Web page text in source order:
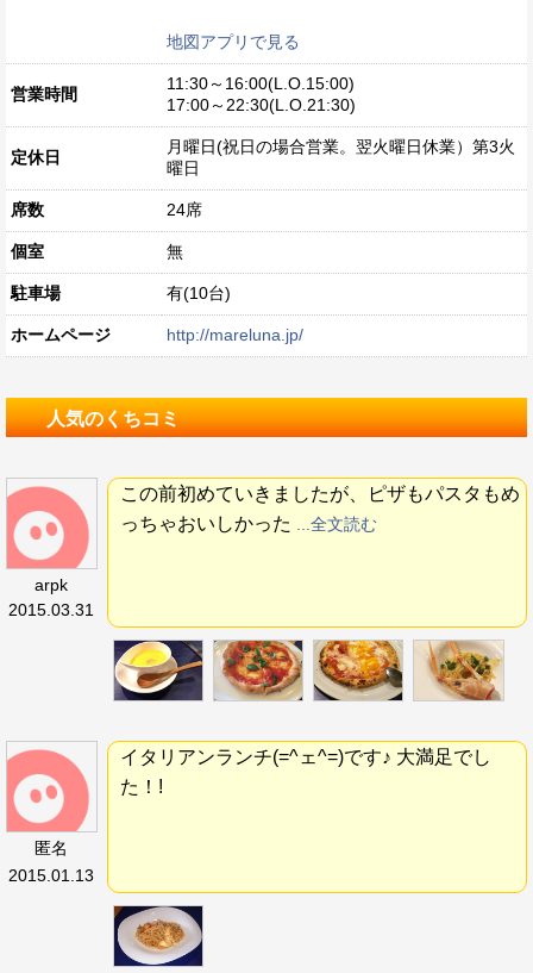
地図アプリで見る
営業時間
11:30～16:00(L.O.15:00)
17:00～22:30(L.O.21:30)
定休日
月曜日(祝日の場合営業。翌火曜日休業）第3火
曜日
席数 24席
個室 無
駐車場 有(10台)
ホームページ http://mareluna.jp/
人気のくちコミ
arpk
2015.03.31
この前初めていきましたが、ピザもパスタもめ
っちゃおいしかった
...全文読む
匿名
2015.01.13
イタリアンランチ(=^ェ^=)です♪ 大満足でし
た！!